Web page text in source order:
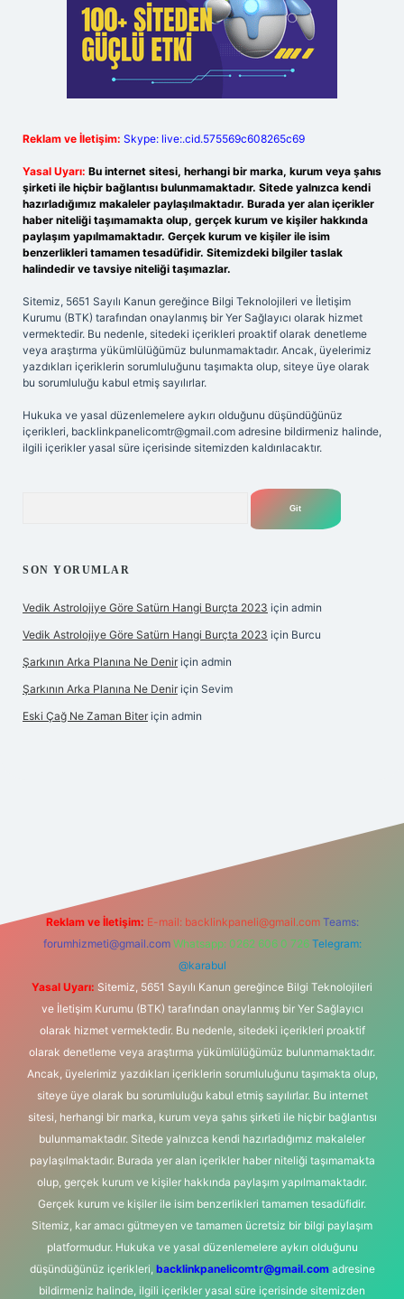
Reklam ve İletişim: Skype: live:.cid.575569c608265c69
Yasal Uyarı: Bu internet sitesi, herhangi bir marka, kurum veya şahıs
şirketi ile hiçbir bağlantısı bulunmamaktadır. Sitede yalnızca kendi
hazırladığımız makaleler paylaşılmaktadır. Burada yer alan içerikler
haber niteliği taşımamakta olup, gerçek kurum ve kişiler hakkında
paylaşım yapılmamaktadır. Gerçek kurum ve kişiler ile isim
benzerlikleri tamamen tesadüfidir. Sitemizdeki bilgiler taslak
halindedir ve tavsiye niteliği taşımazlar.
Sitemiz, 5651 Sayılı Kanun gereğince Bilgi Teknolojileri ve İletişim
Kurumu (BTK) tarafından onaylanmış bir Yer Sağlayıcı olarak hizmet
vermektedir. Bu nedenle, sitedeki içerikleri proaktif olarak denetleme
veya araştırma yükümlülüğümüz bulunmamaktadır. Ancak, üyelerimiz
yazdıkları içeriklerin sorumluluğunu taşımakta olup, siteye üye olarak
bu sorumluluğu kabul etmiş sayılırlar.
Hukuka ve yasal düzenlemelere aykırı olduğunu düşündüğünüz
içerikleri, backlinkpanelicomtr@gmail.com adresine bildirmeniz halinde,
ilgili içerikler yasal süre içerisinde sitemizden kaldırılacaktır.
SON YORUMLAR
Vedik Astrolojiye Göre Satürn Hangi Burçta 2023 için admin
Vedik Astrolojiye Göre Satürn Hangi Burçta 2023 için Burcu
Şarkının Arka Planına Ne Denir için admin
Şarkının Arka Planına Ne Denir için Sevim
Eski Çağ Ne Zaman Biter için admin
Reklam ve İletişim: E-mail: backlinkpaneli@gmail.com Teams:
forumhizmeti@gmail.com Whatsapp: 0262 606 0 726 Telegram:
@karabul
Yasal Uyarı: Sitemiz, 5651 Sayılı Kanun gereğince Bilgi Teknolojileri
ve İletişim Kurumu (BTK) tarafından onaylanmış bir Yer Sağlayıcı
olarak hizmet vermektedir. Bu nedenle, sitedeki içerikleri proaktif
olarak denetleme veya araştırma yükümlülüğümüz bulunmamaktadır.
Ancak, üyelerimiz yazdıkları içeriklerin sorumluluğunu taşımakta olup,
siteye üye olarak bu sorumluluğu kabul etmiş sayılırlar. Bu internet
sitesi, herhangi bir marka, kurum veya şahıs şirketi ile hiçbir bağlantısı
bulunmamaktadır. Sitede yalnızca kendi hazırladığımız makaleler
paylaşılmaktadır. Burada yer alan içerikler haber niteliği taşımamakta
olup, gerçek kurum ve kişiler hakkında paylaşım yapılmamaktadır.
Gerçek kurum ve kişiler ile isim benzerlikleri tamamen tesadüfidir.
Sitemiz, kar amacı gütmeyen ve tamamen ücretsiz bir bilgi paylaşım
platformudur. Hukuka ve yasal düzenlemelere aykırı olduğunu
düşündüğünüz içerikleri, backlinkpanelicomtr@gmail.comadresine
bildirmeniz halinde, ilgili içerikler yasal süre içerisinde sitemizden